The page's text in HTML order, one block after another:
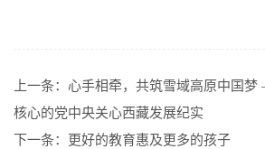
上一条： 心手相牵，共筑雪域高原中国
核心的党中央关心西藏发展纪实
下一条：
更好的教育惠及更多的孩子